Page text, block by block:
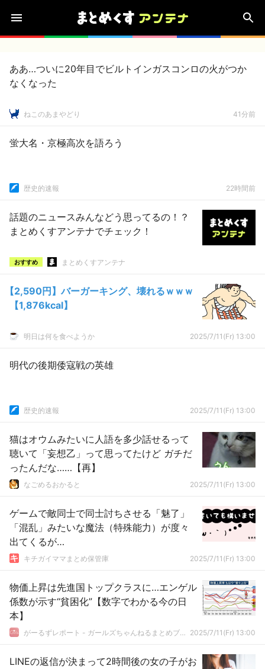
ああ…ついに20年目でビルトインガスコンロの火がつか
なくなった
ねこのあまやどり 41分前
蛍大名・京極高次を語ろう
歴史的速報 22時間前
話題のニュースみんなどう思ってるの！？
まとめくすアンテナでチェック！
おすすめ まとめくすアンテナ
【2,590円】バーガーキング、壊れるｗｗｗ
【1,876kcal】
明日は何を食べようか 2025/7/11(Fr) 13:00
明代の後期倭寇戦の英雄
歴史的速報 2025/7/11(Fr) 13:00
猫はオウムみたいに人語を多少話せるって
聴いて「妄想乙」って思ってたけど ガチだ
ったんだな……【再】
なごめるおかると 2025/7/11(Fr) 13:00
ゲームで敵同士で同士討ちさせる「魅了」
「混乱」みたいな魔法（特殊能力）が度々
出てくるが…
キチガイママまとめ保管庫 2025/7/11(Fr) 13:00
物価上昇は先進国トップクラスに…エンゲル
係数が示す“貧困化”【数字でわかる今の日
本】
がーるずレポート - ガールズちゃんねるまとめブログ 2025/7/11(Fr) 13:00
LINEの返信が決まって2時間後の女の子がお